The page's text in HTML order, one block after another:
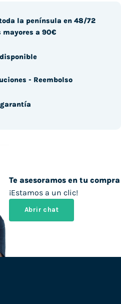
Te asesoramos en tu compra
¡Estamos a un clic!
Abrir chat
la península en 48/72
mayores a 90€
- Reembolso